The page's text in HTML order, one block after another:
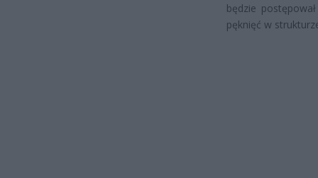
będzie
pęknięć w